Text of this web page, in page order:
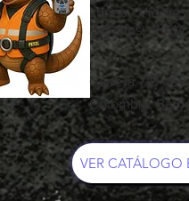
Lunes -
Sábados: 7 AM a
Carrera 71B
Colombia,
VER CATÁLOGO